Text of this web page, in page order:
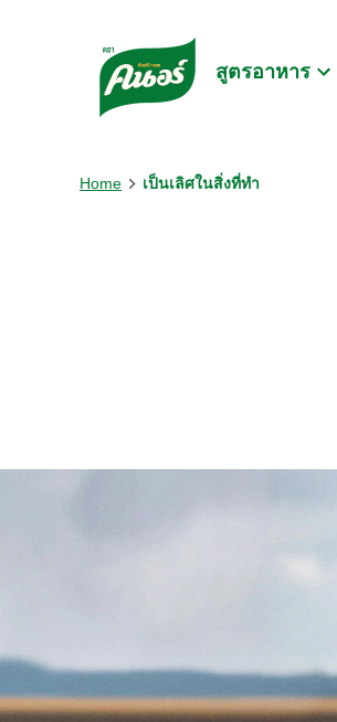
Main content
สูตรอาหาร
Home เป็นเลิศในสิ่งที่ทำ